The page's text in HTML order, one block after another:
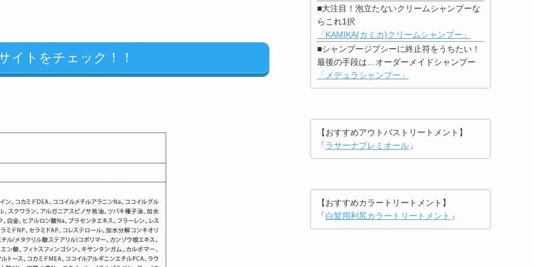
イトをチェック！！
■大注目！泡立たないクリームシャンプーな
らこれ1択
「KAMIKA(カミカ)クリームシャンプー」
■シャンプージプシーに終止符をうちたい！
最後の手段は…オーダーメイドシャンプー
「メデュラシャンプー」
【おすすめアウトバストリートメント】
「ラサーナプレミオール 」
【おすすめカラートリートメント】
「白髪用利尻カラートリートメント 」